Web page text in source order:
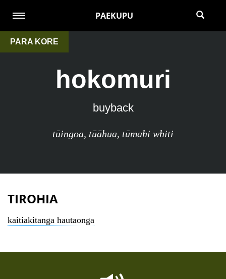
PAEKUPU
PARA KORE
hokomuri
buyback
tūingoa, tūāhua, tūmahi whiti
TIROHIA
kaitiakitanga hautaonga